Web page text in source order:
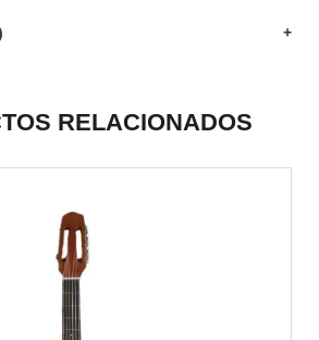
RELACIONADOS